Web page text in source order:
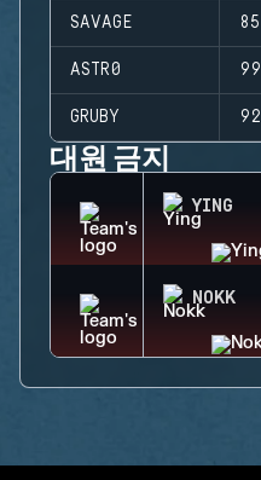
SAVAGE 85
ASTR0 99
GRUBY 92
대원 금지
YING
NOKK